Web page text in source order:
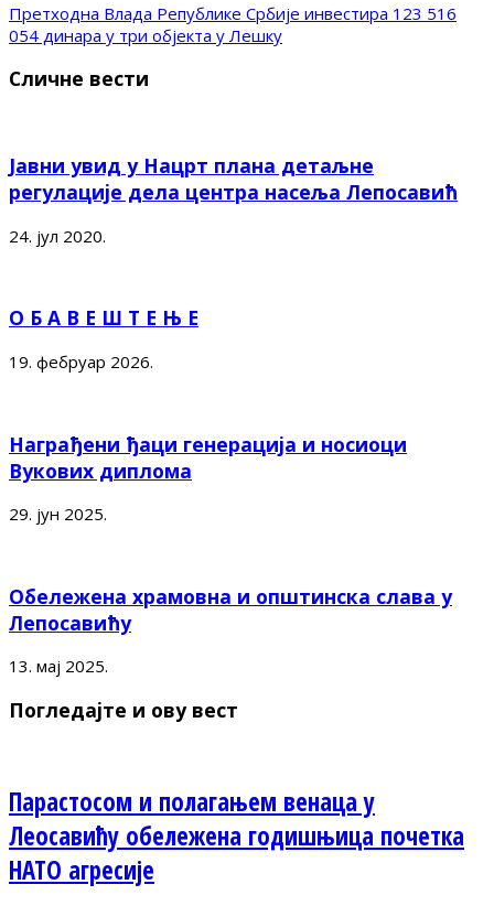
Претходна Влада Републике Србије инвестира 123 516
054 динара у три објекта у Лешку
Сличне вести
Јавни увид у Нацрт плана детаљне
регулације дела центра насеља Лепосавић
24. јул 2020.
О Б А В Е Ш Т Е Њ Е
19. фебруар 2026.
Награђени ђаци генерација и носиоци
Вукових диплома
29. јун 2025.
Обележена храмовна и општинска слава у
Лепосавићу
13. мај 2025.
Погледајте и ову вест
Парастосом и полагањем венаца у
Леосавићу обележена годишњица почетка
НАТО агресије